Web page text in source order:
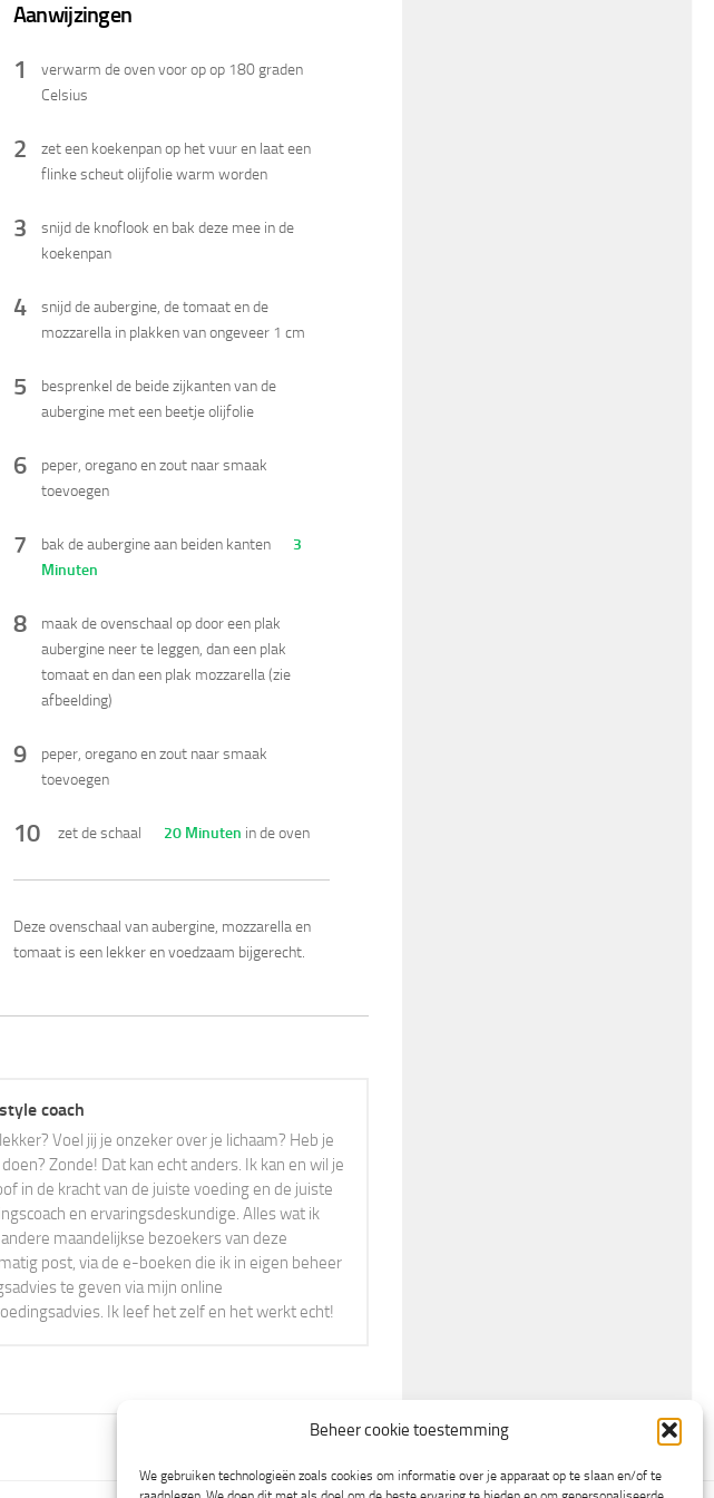
Beheer cookie toestemming
We gebruiken technologieën zoals cookies om informatie over je apparaat op te slaan en/of te
Aanwijzingen
1
verwarm de oven voor op op 180 graden
Celsius
2
zet een koekenpan op het vuur en laat een
flinke scheut olijfolie warm worden
3
snijd de knoflook en bak deze mee in de
koekenpan
4
snijd de aubergine, de tomaat en de
mozzarella in plakken van ongeveer 1 cm
5
besprenkel de beide zijkanten van de
aubergine met een beetje olijfolie
6
peper, oregano en zout naar smaak
toevoegen
7 bak de aubergine aan beiden kanten
3
Minuten
8
maak de ovenschaal op door een plak
aubergine neer te leggen, dan een plak
tomaat en dan een plak mozzarella (zie
afbeelding)
9
peper, oregano en zout naar smaak
toevoegen
10 zet de schaal 20 Minuten in de oven
Deze ovenschaal van aubergine, mozzarella en
tomaat is een lekker en voedzaam bijgerecht.
coach
Voel jij je onzeker over je lichaam? Heb je
Zonde! Dat kan echt anders. Ik kan en wil je
in de kracht van de juiste voeding en de juiste
en ervaringsdeskundige. Alles wat ik
maandelijkse bezoekers van deze
post, via de e-boeken die ik in eigen beheer
te geven via mijn online
Ik leef het zelf en het werkt echt!